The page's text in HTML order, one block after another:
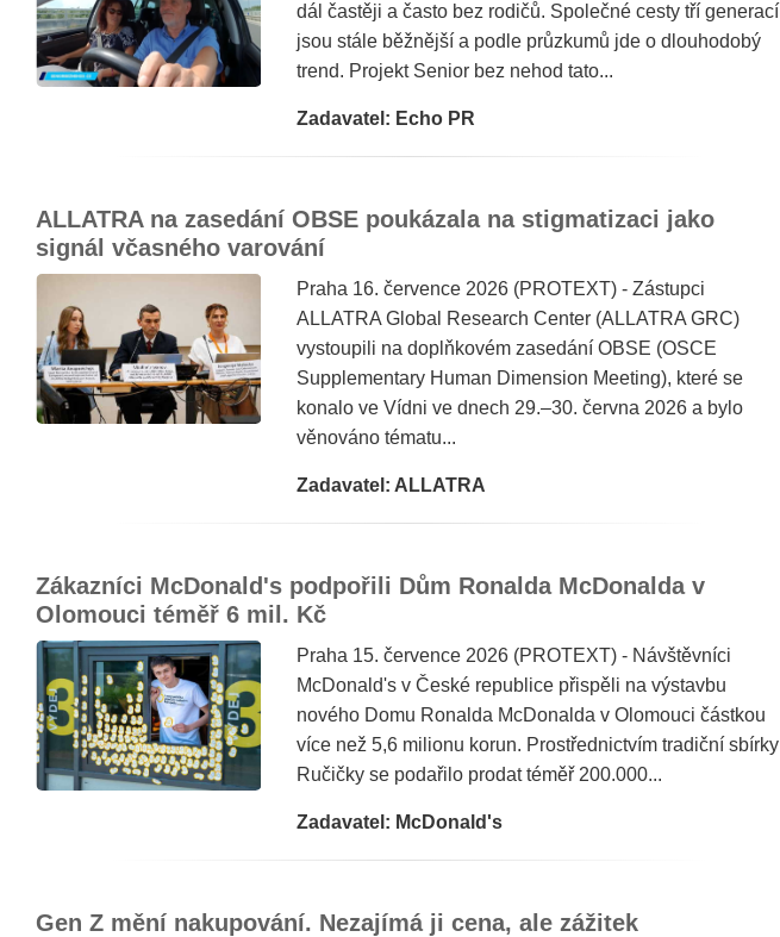
dál častěji a často bez rodičů. Společné cesty tří generací
jsou stále běžnější a podle průzkumů jde o dlouhodobý
trend. Projekt Senior bez nehod tato...
Zadavatel: Echo PR
ALLATRA na zasedání OBSE poukázala na stigmatizaci jako
signál včasného varování
Praha 16. července 2026 (PROTEXT) - Zástupci
ALLATRA Global Research Center (ALLATRA GRC)
vystoupili na doplňkovém zasedání OBSE (OSCE
Supplementary Human Dimension Meeting), které se
konalo ve Vídni ve dnech 29.–30. června 2026 a bylo
věnováno tématu...
Zadavatel: ALLATRA
Zákazníci McDonald's podpořili Dům Ronalda McDonalda v
Olomouci téměř 6 mil. Kč
Praha 15. července 2026 (PROTEXT) - Návštěvníci
McDonald's v České republice přispěli na výstavbu
nového Domu Ronalda McDonalda v Olomouci částkou
více než 5,6 milionu korun. Prostřednictvím tradiční sbírky
Ručičky se podařilo prodat téměř 200.000...
Zadavatel: McDonald's
Gen Z mění nakupování. Nezajímá ji cena, ale zážitek